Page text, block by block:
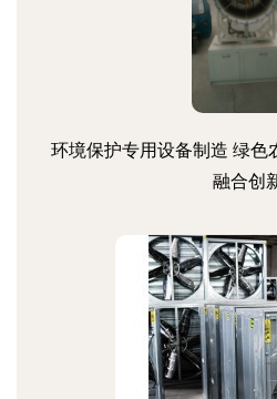
环境保护专用设备制造 绿色
融合创